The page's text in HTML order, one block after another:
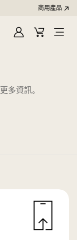
商用產品
登
購
多資訊。